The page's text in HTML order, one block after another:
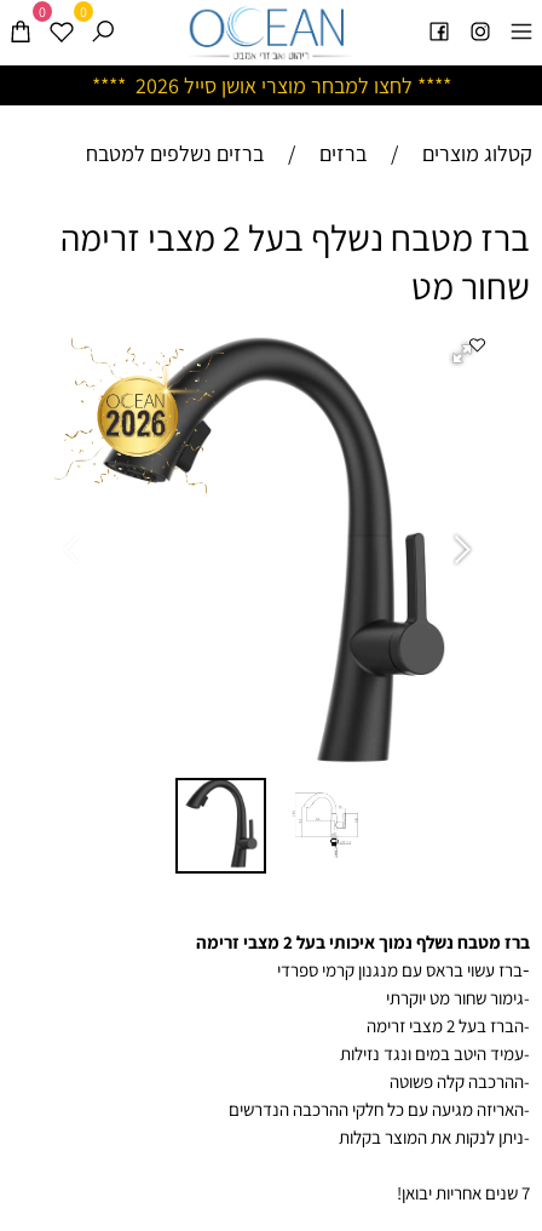
**** לחצו למבחר מוצרי אושן סייל 2026 ****
0 0
קטלוג מוצרים / ברזים / ברזים נשלפים למטבח
ברז מטבח נשלף בעל 2 מצבי זרימה
שחור מט
ברז מטבח נשלף נמוך איכותי בעל 2 מצבי זרימה
-ברז עשוי בראס עם מנגנון קרמי ספרדי
-גימור שחור מט יוקרתי
-הברז בעל 2 מצבי זרימה
-עמיד היטב במים ונגד נזילות
-ההרכבה קלה פשוטה
-האריזה מגיעה עם כל חלקי ההרכבה הנדרשים
-ניתן לנקות את המוצר בקלות
7 שנים אחריות יבואן!